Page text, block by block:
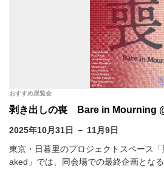
おすすめ展覧会
剥き出しの喪 Bare in Mourning
2025年10月31日 － 11月9日
東京・日暮里のプロジェクトスペース
aked」では、同会場での最終企画とな